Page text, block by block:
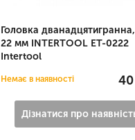
Головка
22 мм INTERTOOL ET-0222
Intertool
Немає в наявності
Дізнатися про